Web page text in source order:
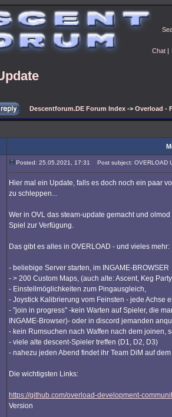
Chat |
Descentforum.DE Forum Index -> Overload -
Posted: 25.05.2021, 17:31 Post subject: OVERLOAD
Hier mal ein Update, falls es doch noch ein paar
zu schleppen...
Wer in OVL das steam-update gemacht und
Spiel zur Verfügung.
Das gibt es alles in OVERLOAD - und vieles mehr:
- beliebige Server starten, im INGAME-BROWSER
- > 200 Custom Maps, (auch alte: Ascent, Keg
- Einstellmöglichkeiten zum Pingausgleich,
- Joystick Kalibrierung vom Feinsten - jede Achse
- "join in progress" -kein Warten auf Spieler, die
INGAME-Browser)- oder in discord jemanden
- kein Rumsuchen nach Waffen nach dem joinen,
- viele alte descent-Spieler treffen (D1, D2, D3)
- nahezu jeden Abend findet ihr Team DiM auf
Die wichtigsten Links:
https://github.com/overload-development-
Version